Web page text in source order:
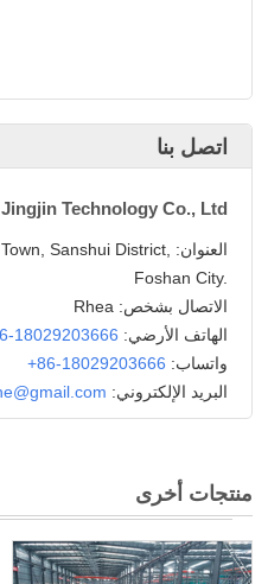
اتصل بنا
Technology Co., Ltd.
العنوان: Sanshui District,
Foshan City.
الاتصال بشخص: Rhea
الهاتف الأرضي: 18029203666
واتساب: +86-18029203666
البريد الإلكتروني:
منتجات أخرى